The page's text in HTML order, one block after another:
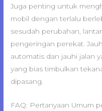
Juga penting untuk
mobil dengan terlalu
sesudah perubahan,
pengeringan perekat.
automatis dan jauhi jalan
yang bias timbulkan
dipasang.
FAQ: Pertanyaan Umum